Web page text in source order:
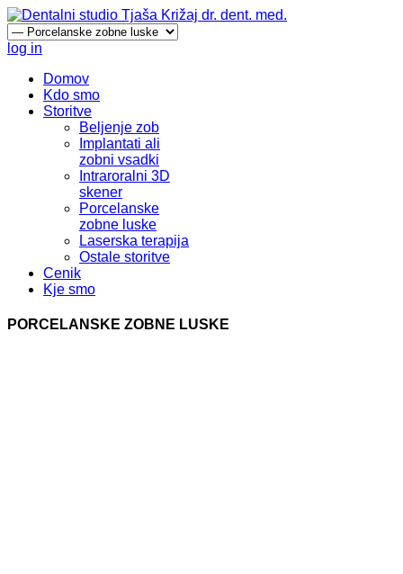
log in
Domov
Kdo smo
Storitve
Beljenje zob
Implantati ali
zobni vsadki
Intraroralni 3D
skener
Porcelanske
zobne luske
Laserska terapija
Ostale storitve
Cenik
Kje smo
PORCELANSKE ZOBNE LUSKE